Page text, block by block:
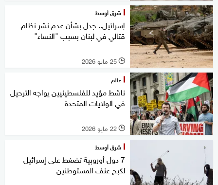
شرق أوسط
إسرائيل.. جدل بشأن عدم نشر نظام
قتالي في لبنان بسبب "النساء"
l 25 مايو 2026
عالم
ناشط مؤيد للفلسطينيين يواجه الترحيل
في الولايات المتحدة
l 22 مايو 2026
شرق أوسط
7 دول أوروبية تضغط على إسرائيل
لكبح عنف المستوطنين